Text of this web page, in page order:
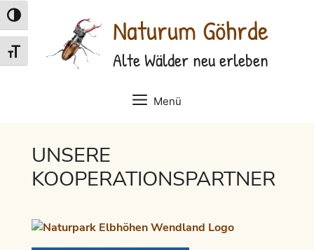
Zum
Inhalt
springen
Naturum Göhrde
Alte Wälder neu erleben
Menü
Umschalten auf hohe Kontraste
Schrift vergrößern
UNSERE
KOOPERATIONSPARTNER